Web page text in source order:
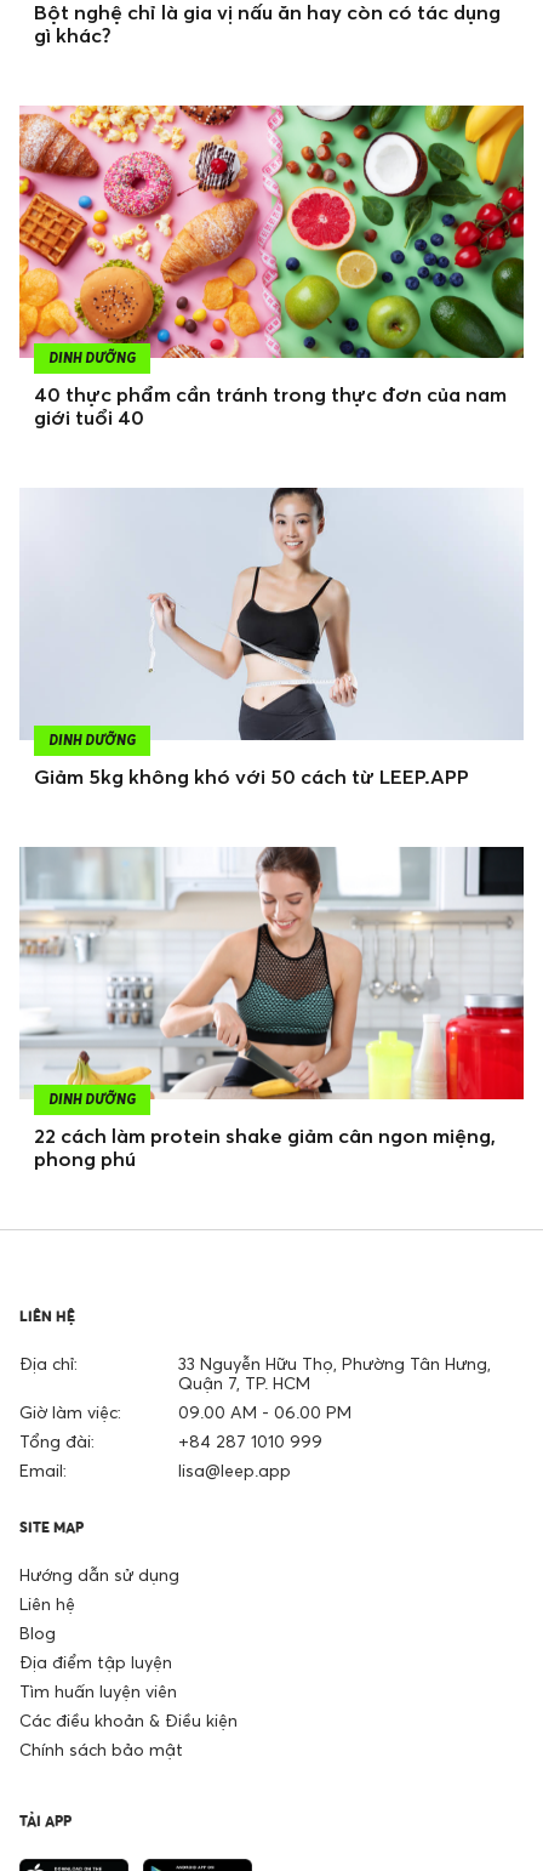
Bột nghệ chỉ là gia vị nấu ăn hay còn có tác dụng
gì khác?
DINH DƯỠNG
40 thực phẩm cần tránh trong thực đơn của nam
giới tuổi 40
DINH DƯỠNG
Giảm 5kg không khó với 50 cách từ LEEP.APP
DINH DƯỠNG
22 cách làm protein shake giảm cân ngon miệng,
phong phú
LIÊN HỆ
Địa chỉ:
33 Nguyễn Hữu Thọ, Phường Tân Hưng,
Quận 7, TP. HCM
Giờ làm việc:
09.00 AM - 06.00 PM
Tổng đài:
+84 287 1010 999
Email:
lisa@leep.app
SITE MAP
Hướng dẫn sử dụng
Liên hệ
Blog
Địa điểm tập luyện
Tìm huấn luyện viên
Các điều khoản & Điều kiện
Chính sách bảo mật
TẢI APP